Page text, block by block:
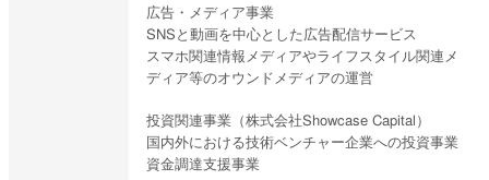
広告・メディア事業
SNSと動画を中心とした広告配信サービス
スマホ関連情報メディアやライフスタイル関連メ
ディア等のオウンドメディアの運営
投資関連事業（株式会社Showcase Capital）
国内外における技術ベンチャー企業への投資事業
資金調達支援事業